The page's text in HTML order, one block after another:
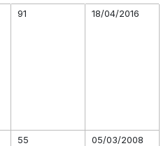
91 18/04/2016
55 05/03/2008